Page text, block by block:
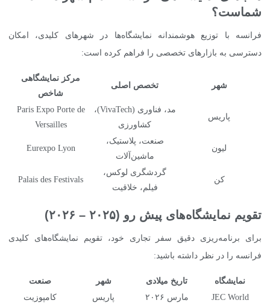
شماست؟
فرانسه با توزیع هوشمندانه نمایشگاه‌ها در شهرهای کلیدی، امکان
دسترسی به بازارهای تخصصی را فراهم کرده است:
شهر تخصص اصلی
مرکز نمایشگاهی
شاخص
پاریس
مد، فناوری (VivaTech)،
کشاورزی
Paris Expo Porte de
Versailles
لیون
صنعت، پلاستیک،
ماشین‌آلات
Eurexpo Lyon
کن
گردشگری لوکس،
فیلم، خلاقیت
Palais des Festivals
تقویم نمایشگاه‌های پیش رو (۲۰۲۵ – ۲۰۲۶)
برای برنامه‌ریزی دقیق سفر تجاری خود، تقویم نمایشگاه‌های کلیدی
فرانسه را در نظر داشته باشید:
نمایشگاه تاریخ میلادی شهر
صنعت
JEC World
مارس ۲۰۲۶ پاریس
کامپوزیت